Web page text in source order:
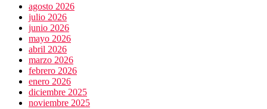
agosto 2026
julio 2026
junio 2026
mayo 2026
abril 2026
marzo 2026
febrero 2026
enero 2026
diciembre 2025
noviembre 2025